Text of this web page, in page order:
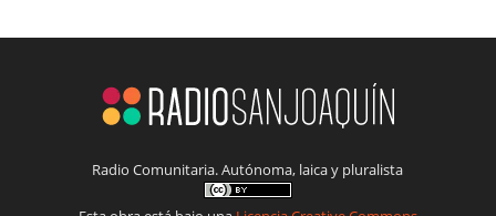
Radio Comunitaria. Autónoma, laica y pluralista